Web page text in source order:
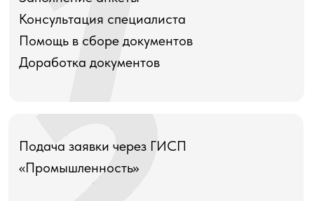
Консультация специалиста
Помощь в сборе документов
Доработка документов
Подача заявки через ГИСП
«Промышленность»